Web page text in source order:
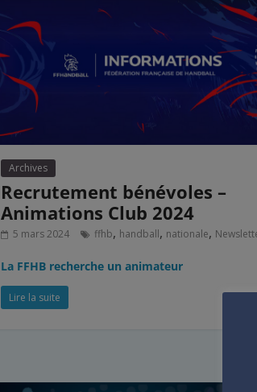
Archives
Recrutement bénévoles –
Animations Club 2024
5 mars 2024 ffhb, handball, nationale,
La FFHB recherche un animateur
Lire la suite